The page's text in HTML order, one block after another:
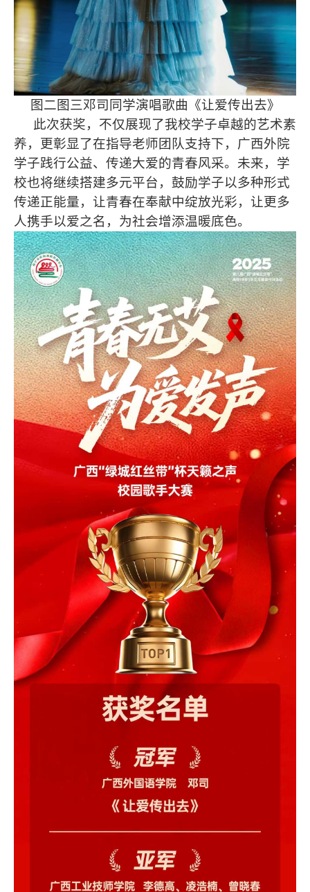
图二图三邓司同学演唱歌曲《让爱传出去》
此次获奖，不仅展现了我校学子卓越的艺术素
养，更彰显了在指导老师团队支持下，广西外院
学子践行公益、传递大爱的青春风采。未来，学
校也将继续搭建多元平台，鼓励学子以多种形式
传递正能量，让青春在奉献中绽放光彩，让更多
人携手以爱之名，为社会增添温暖底色。